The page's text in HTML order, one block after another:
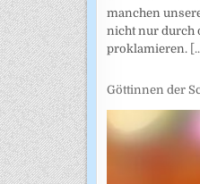
manchen
nicht nur durch
proklamieren.
Göttinnen der